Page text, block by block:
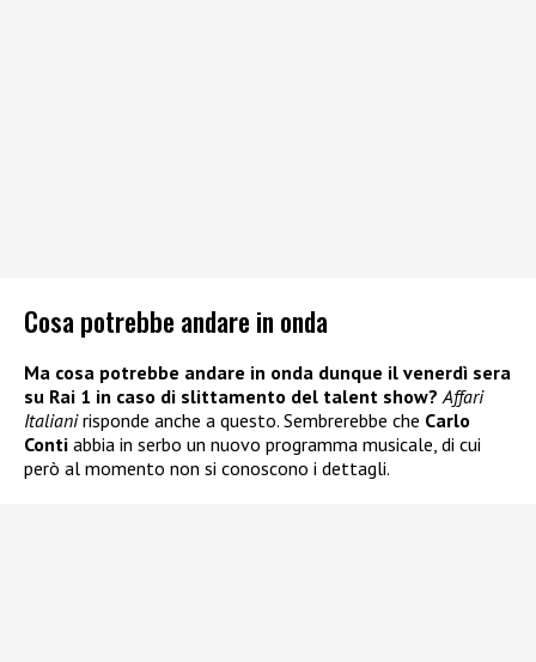
Cosa potrebbe andare in onda
Ma cosa potrebbe andare in onda dunque il venerdì sera
su Rai 1 in caso di slittamento del talent show? Affari
Italianirisponde anche a questo. Sembrerebbe che Carlo
Conti abbia in serbo un nuovo programma musicale, di cui
però al momento non si conoscono i dettagli.